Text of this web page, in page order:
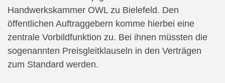
Handwerkskammer OWL zu Bielefeld. Den
öffentlichen Auftraggebern komme hierbei eine
zentrale Vorbildfunktion zu. Bei ihnen müssten die
sogenannten Preisgleitklauseln in den Verträgen
zum Standard werden.